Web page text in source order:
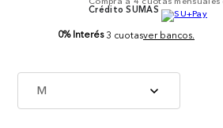
Crédito SUMAS
0% Interés 3 cuotasver bancos.
M